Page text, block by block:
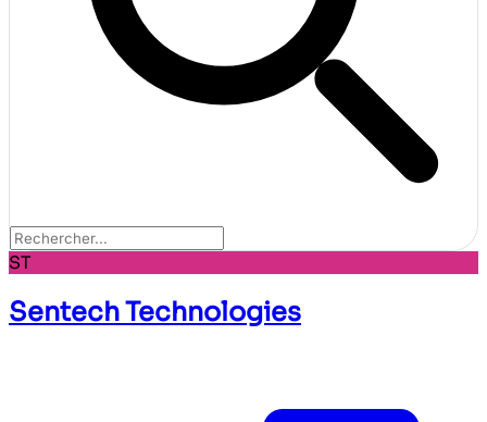
ST
Sentech Technologies